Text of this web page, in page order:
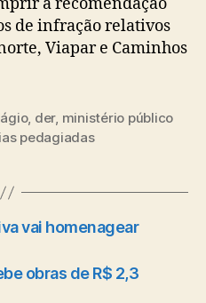
de infração relativos
Viapar e Caminhos
, der, ministério público
pedagiadas
vai homenagear
obras de R$ 2,3